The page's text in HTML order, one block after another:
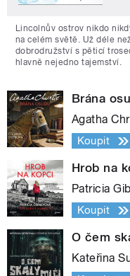
Lincolnův ostrov nikdo
na celém světě. Už déle
dobrodružství s pěticí
hlavně nejedno tajemství.
Brána
Agatha
Koupit
Hrob na
Patricia
Koupit
O čem
Kateřina